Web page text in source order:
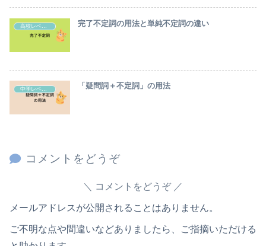
完了不定詞の用法と単純不定詞の違い
「疑問詞＋不定詞」の用法
コメントをどうぞ
コメントをどうぞ
メールアドレスが公開されることはありません。
ご不明な点や間違いなどありましたら、ご指摘いただける